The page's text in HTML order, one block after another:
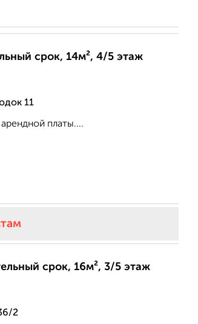
срок, 14м², 4/5 этаж
11
платы....
срок, 16м², 3/5 этаж
2